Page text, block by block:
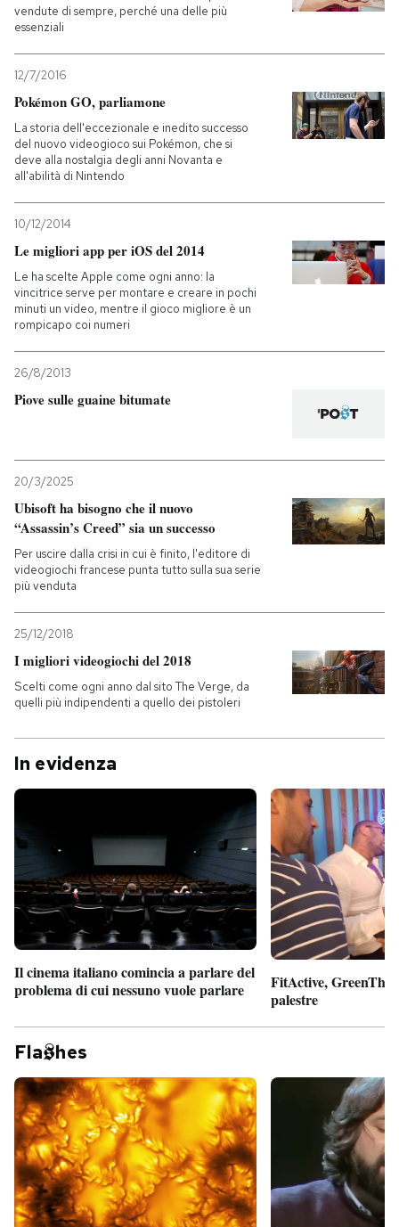
vendute di sempre, perché una delle più
essenziali
12/7/2016
Pokémon GO, parliamone
La storia dell'eccezionale e inedito successo
del nuovo videogioco sui Pokémon, che si
deve alla nostalgia degli anni Novanta e
all'abilità di Nintendo
10/12/2014
Le migliori app per iOS del 2014
Le ha scelte Apple come ogni anno: la
vincitrice serve per montare e creare in pochi
minuti un video, mentre il gioco migliore è un
rompicapo coi numeri
26/8/2013
Piove sulle guaine bitumate
20/3/2025
Ubisoft ha bisogno che il nuovo
“Assassin’s Creed” sia un successo
Per uscire dalla crisi in cui è finito, l'editore di
videogiochi francese punta tutto sulla sua serie
più venduta
25/12/2018
I migliori videogiochi del 2018
Scelti come ogni anno dal sito The Verge, da
quelli più indipendenti a quello dei pistoleri
In evidenza
Il cinema italiano comincia a parlare del
problema di cui nessuno vuole parlare
FitActive,
palestre
Fla hes